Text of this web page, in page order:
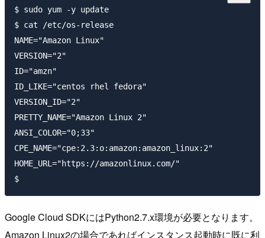
$ sudo yum -y update
$ cat /etc/os-release
NAME="Amazon Linux"
VERSION="2"
ID="amzn"
ID_LIKE="centos rhel fedora"
VERSION_ID="2"
PRETTY_NAME="Amazon Linux 2"
ANSI_COLOR="0;33"
CPE_NAME="cpe:2.3:o:amazon:amazon_linux:2"
HOME_URL="https://amazonlinux.com/"
Google Cloud SDKにはPython2.7.x環境が必要となります。
Amazon Linux2の場合であればインスタンス起動時に既に利